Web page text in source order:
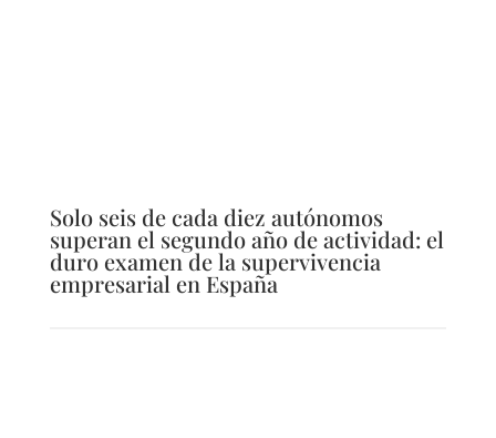
Solo seis de cada diez autónomos
superan el segundo año de actividad: el
duro examen de la supervivencia
empresarial en España